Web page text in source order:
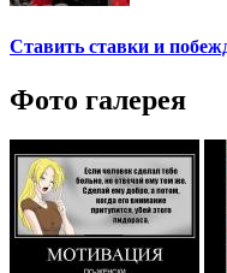
Ставить ставки и
Фото галерея